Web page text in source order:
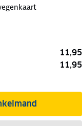
11,95
11,95